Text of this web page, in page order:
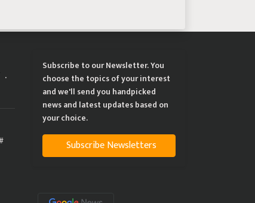
Subscribe to our Newsletter. You
choose the topics of your interest
and we'll send you handpicked
news and latest updates based on
your choice.
Subscribe Newsletters